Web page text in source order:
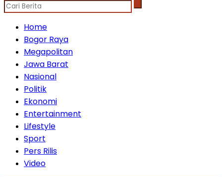
Home
Bogor Raya
Megapolitan
Jawa Barat
Nasional
Politik
Ekonomi
Entertainment
Lifestyle
Sport
Pers Rilis
Video